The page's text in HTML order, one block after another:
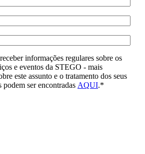
informações regulares sobre os
e eventos da STEGO - mais
este assunto e o tratamento dos seus
podem ser encontradas AQUI.*